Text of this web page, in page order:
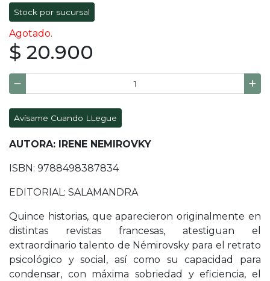
Stock por sucursal
Agotado.
$ 20.900
Avísame Cuando LLegue
AUTORA: IRENE NEMIROVKY
ISBN: 9788498387834
EDITORIAL: SALAMANDRA
Quince historias, que aparecieron originalmente en
distintas revistas francesas, atestiguan el
extraordinario talento de Némirovsky para el retrato
psicológico y social, así como su capacidad para
condensar, con máxima sobriedad y eficiencia, el